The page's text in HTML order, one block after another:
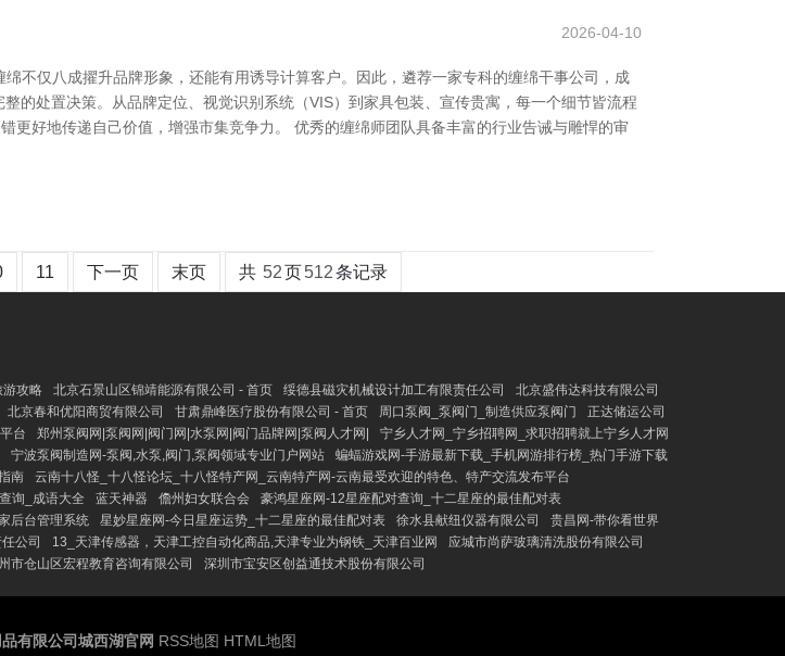
2026-04-10
不仅八成擢升品牌形象，还能有用诱导计算客户。因此，遴荐一家专科的缠绵干事公司，成
的处置决策。从品牌定位、视觉识别系统（VIS）到家具包装、宣传贵寓，每一个细节皆流程
好地传递自己价值，增强市集竞争力。 优秀的缠绵师团队具备丰富的行业告诫与雕悍的审
11 下一页 末页 共 52页512条记录
攻略 北京石景山区锦靖能源有限公司 - 首页 绥德县磁灾机械设计加工有限责任公司
北京盛伟达科技有限公司
北京春和优阳商贸有限公司 甘肃鼎峰医疗股份有限公司 - 首页 周口泵阀_泵阀门_制造供应泵阀门
正达储运公司
台 郑州泵阀网|泵阀网|阀门网|水泵网|阀门品牌网|泵阀人才网|
宁乡人才网_宁乡招聘网_求职招聘就上宁乡人才网
宁波泵阀制造网-泵阀,水泵,阀门,泵阀领域专业门户网站
蝙蝠游戏网-手游最新下载_手机网游排行榜_热门手游下载
南
云南十八怪_十八怪论坛_十八怪特产网_云南特产网-云南最受欢迎的特色、特产交流发布平台
询_成语大全 蓝天神器 儋州妇女联合会
豪鸿星座网-12星座配对查询_十二星座的最佳配对表
后台管理系统 星妙星座网-今日星座运势_十二星座的最佳配对表 徐水县献纽仪器有限公司
贵昌网-带你看世界
公司 13_天津传感器，天津工控自动化商品,天津专业为钢铁_天津百业网
应城市尚萨玻璃清洗股份有限公司
市仓山区宏程教育咨询有限公司 深圳市宝安区创益通技术股份有限公司
有限公司城西湖官网 RSS地图 HTML地图